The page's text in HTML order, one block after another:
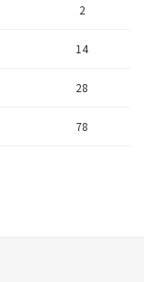
37
2
14
28
78